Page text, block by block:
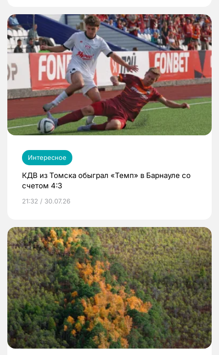
Интересное
КДВ из Томска обыграл «Темп» в Барнауле со
счетом 4:3
21:32 / 30.07.26